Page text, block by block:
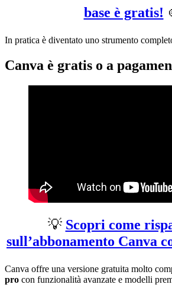
base è gratis!
In pratica è diventato uno strumento
Canva è gratis o a
💡 Scopri come
sull’abbonamento Canva
Canva offre una versione gratuita molto
pro con funzionalità avanzate e modelli